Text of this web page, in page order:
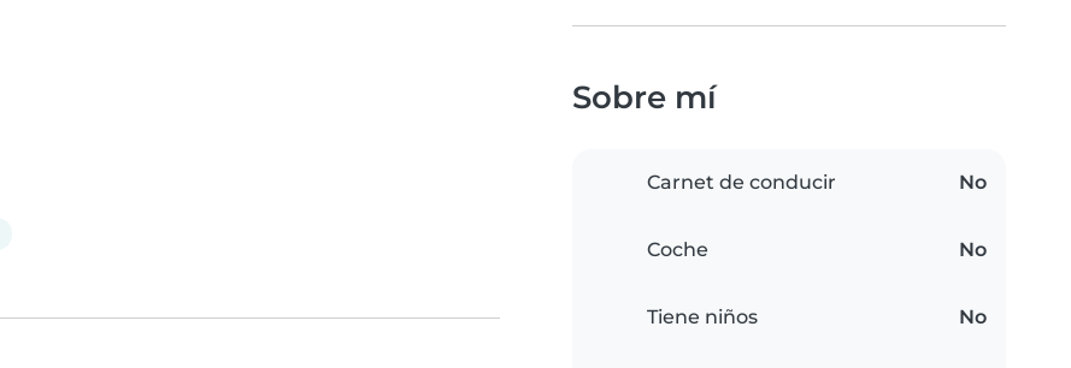
Sobre mí
Carnet de conducir No
Coche No
Tiene niños No